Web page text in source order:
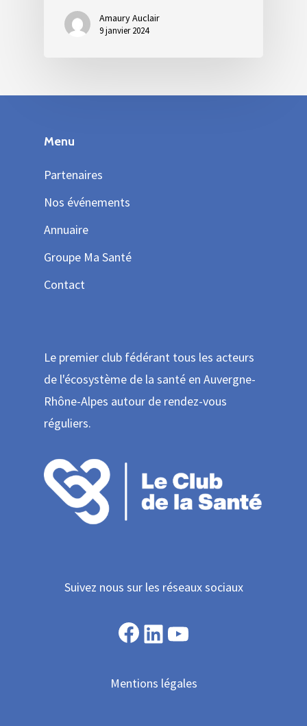
Amaury Auclair
9 janvier 2024
Menu
Partenaires
Nos événements
Annuaire
Groupe Ma Santé
Contact
Le premier club fédérant tous les acteurs
de l'écosystème de la santé en Auvergne-
Rhône-Alpes autour de rendez-vous
réguliers.
Suivez nous sur les réseaux sociaux
Facebook
LinkedIn
Mentions légales